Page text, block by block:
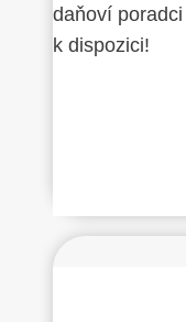
daňoví
k dispozici!